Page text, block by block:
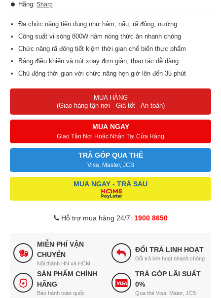
Hãng: Sharp
Đa chức năng tiện dụng như hâm, nấu, rã đông, nướng
Công suất vi sóng 800W hâm nóng thức ăn nhanh chóng
Chức năng rã đông tiết kiệm thời gian chế biến thực phẩm
Bảng điều khiển và nút xoay đơn giản, thao tác dễ dàng
Chủ động thời gian với chức năng hẹn giờ lên đến 35 phút
Thiết kế hiện đại, sang trọng, giúp làm đẹp căn bếp
MUA HÀNG
(Giao hàng tận nơi - Giá tốt - An toàn)
MUA NGAY
Giao Tận Nơi Hoặc Nhận Tại Cửa Hàng
TRẢ GÓP QUA THẺ
Visa, Master, JCB
MUA NGAY - TRẢ SAU
Hỗ trợ mua hàng 24/7: 1900 8650
MIỄN PHÍ VẬN
CHUYỂN
Nội thành HN và HCM
ĐỔI TRẢ LINH HOẠT
Đổi trả linh hoạt nhanh chóng
SẢN PHẨM CHÍNH
HÃNG
Bảo hành toàn quốc
TRẢ GÓP LÃI SUẤT
0%
Qua thẻ Visa, Mater, JCB